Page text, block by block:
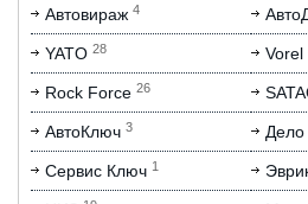
Автовираж 4
YATO 28 Vorel
Rock Force 26
АвтоКлюч 3 Дело
Сервис Ключ 1